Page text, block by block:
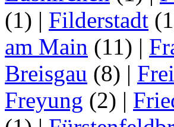
(1) | Filderstadt
am Main (11) |
Breisgau (8) |
Freyung (2) |